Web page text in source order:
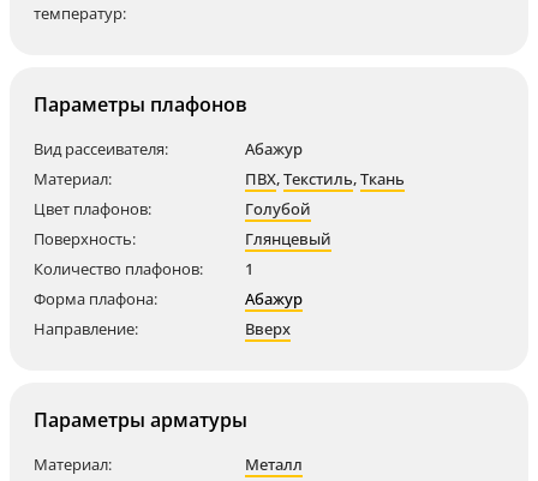
температур:
Параметры плафонов
Вид рассеивателя:
Абажур
Материал:
ПВХ,Текстиль,Ткань
Цвет плафонов:
Голубой
Поверхность:
Глянцевый
Количество плафонов:
1
Форма плафона:
Абажур
Направление:
Вверх
Параметры арматуры
Материал:
Металл